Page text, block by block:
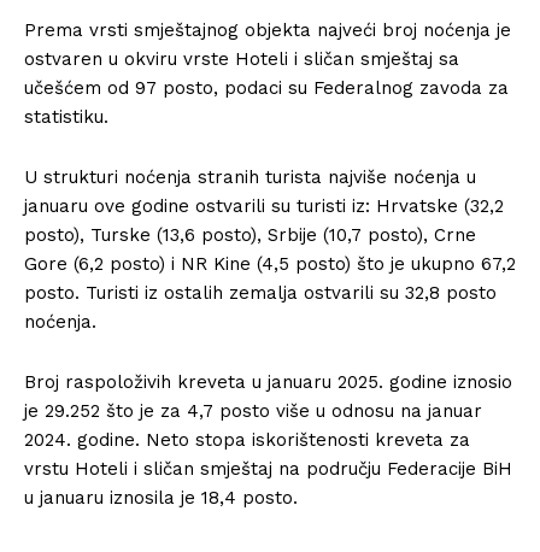
Prema vrsti smještajnog objekta najveći broj noćenja je
ostvaren u okviru vrste Hoteli i sličan smještaj sa
učešćem od 97 posto, podaci su Federalnog zavoda za
statistiku.
U strukturi noćenja stranih turista najviše noćenja u
januaru ove godine ostvarili su turisti iz: Hrvatske (32,2
posto), Turske (13,6 posto), Srbije (10,7 posto), Crne
Gore (6,2 posto) i NR Kine (4,5 posto) što je ukupno 67,2
posto. Turisti iz ostalih zemalja ostvarili su 32,8 posto
noćenja.
Broj raspoloživih kreveta u januaru 2025. godine iznosio
je 29.252 što je za 4,7 posto više u odnosu na januar
2024. godine. Neto stopa iskorištenosti kreveta za
vrstu Hoteli i sličan smještaj na području Federacije BiH
u januaru iznosila je 18,4 posto.